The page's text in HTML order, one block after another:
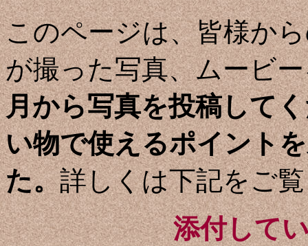
このページは、皆様か
が撮った写真、ムービ
月から写真を投稿して
い物で使えるポイント
た。詳しくは下記をご
添付して